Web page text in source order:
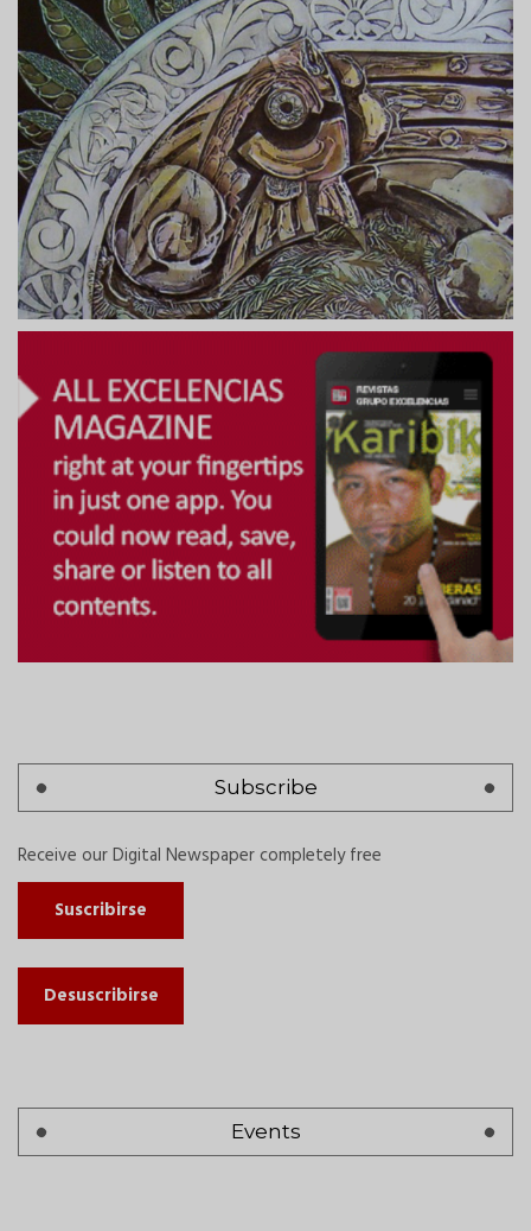
Subscribe
Receive our Digital Newspaper completely free
Suscribirse
Desuscribirse
Events